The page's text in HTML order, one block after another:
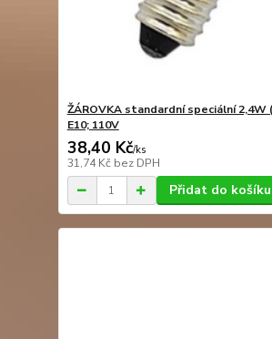
ŽÁROVKA standardní speciální 2,4W
E10; 110V
38,40 Kč/ks
31,74 Kč bez DPH
Přidat do košíku